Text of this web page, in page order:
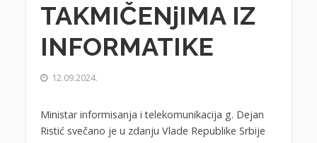
TAKMIČENjIMA IZ
INFORMATIKE
12.09.2024.
Ministar informisanja i telekomunikacija g. Dejan
Ristić svečano je u zdanju Vlade Republike Srbije